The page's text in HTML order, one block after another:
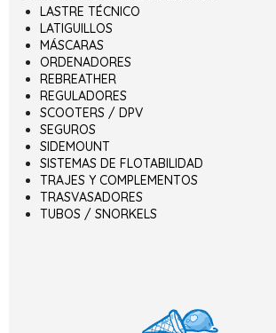
LASTRE TÉCNICO
LATIGUILLOS
MÁSCARAS
ORDENADORES
REBREATHER
REGULADORES
SCOOTERS / DPV
SEGUROS
SIDEMOUNT
SISTEMAS DE FLOTABILIDAD
TRAJES Y COMPLEMENTOS
TRASVASADORES
TUBOS / SNORKELS